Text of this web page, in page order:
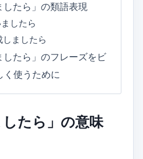
したら」の類語表現
したら
ましたら
したら」のフレーズをビ
く使うために
したら」の意味